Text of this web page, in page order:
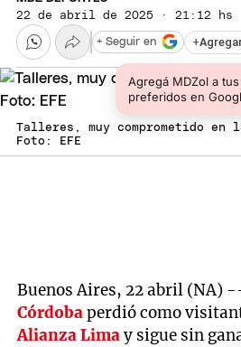
22 de abril de 2025 · 21:12 hs
+
Agregá MDZol a
preferidos en
+ Seguir en
Talleres, muy comprometido en
Foto: EFE
Buenos Aires, 22 abril (NA)
Córdobaperdió como
Alianza Limay sigue sin